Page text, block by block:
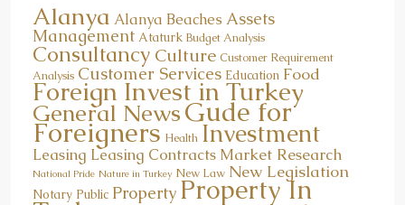
Alanya Alanya Beaches Assets
Management Ataturk Budget Analysis
Consultancy Culture Customer Requirement
Analysis Customer Services Education Food
Foreign Invest in Turkey
General NewsGude for
Foreigners Health Investment
Leasing Leasing Contracts Market Research
National Pride Nature in Turkey New Law New Legislation
Notary Public Property Property In